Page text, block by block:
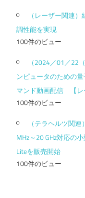
（レーザー関連
調性能を実現
100件のビュー
（2024／01／22
ンピュータのための
マンド動画配信 【レ
100件のビュー
（テラヘルツ関
MHz～20 GHz対応の
Liteを販売開始
100件のビュー